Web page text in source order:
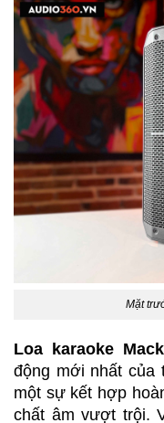
Mặt
Loa karaoke
động mới nhất của
một sự kết hợp
chất âm vượt trội.